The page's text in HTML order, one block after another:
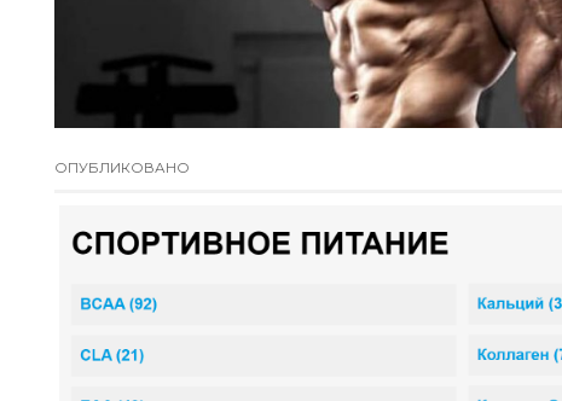
ОПУБЛИКОВАНО